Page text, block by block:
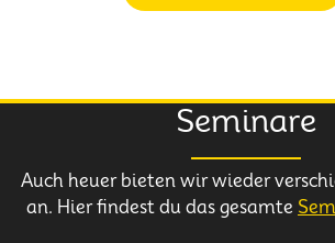
Seminare
Auch heuer bieten wir wieder
an. Hier findest du das gesamte